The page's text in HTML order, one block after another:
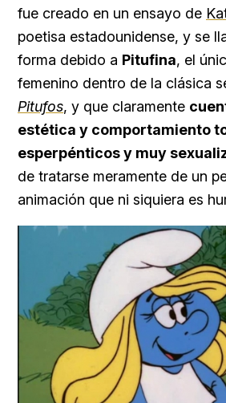
fue creado en un ensayo de
poetisa estadounidense, y se
forma debido a Pitufina, el
femenino dentro de la clásica
Pitufos, y que claramente
estética y comportamiento
esperpénticos y muy
de tratarse meramente de un
animación que ni siquiera es